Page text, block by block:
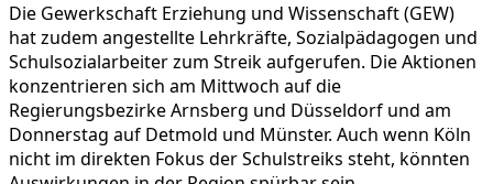
Die Gewerkschaft Erziehung und Wissenschaft (GEW)
hat zudem angestellte Lehrkräfte, Sozialpädagogen und
Schulsozialarbeiter zum Streik aufgerufen. Die Aktionen
konzentrieren sich am Mittwoch auf die
Regierungsbezirke Arnsberg und Düsseldorf und am
Donnerstag auf Detmold und Münster. Auch wenn Köln
nicht im direkten Fokus der Schulstreiks steht, könnten